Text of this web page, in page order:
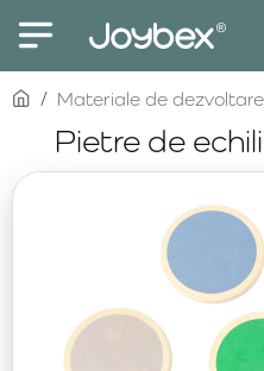
Pietre de
homeMateriale de dezvoltare